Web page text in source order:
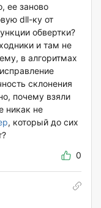
ее заново
dll-ку от
обвертки?
и там не
в алгоритмах
склонения
почему взяли
никак не
, который до сих
0